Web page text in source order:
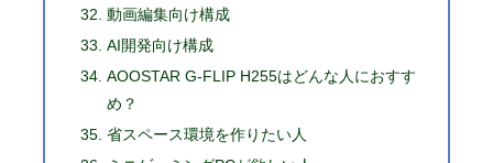
動画編集向け構成
AI開発向け構成
AOOSTAR G-FLIP H255はどんな人におすす
め？
省スペース環境を作りたい人